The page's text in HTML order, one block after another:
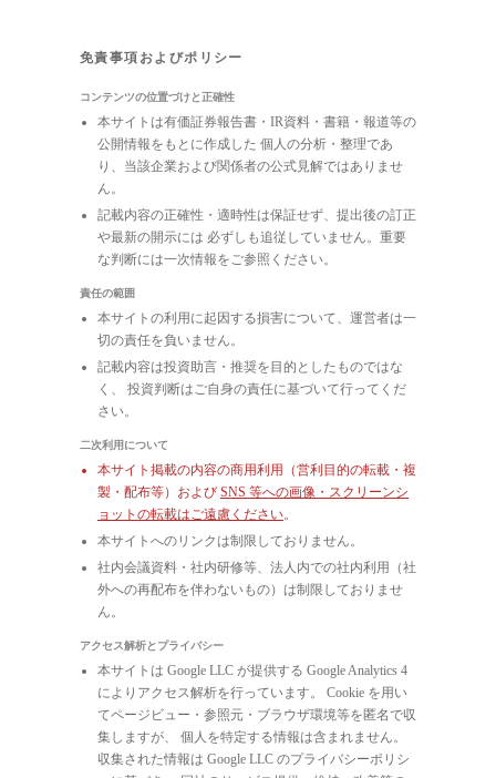
免責事項およびポリシー
コンテンツの位置づけと正確性
本サイトは有価証券報告書・IR資料・書籍・報道等の
公開情報をもとに作成した 個人の分析・整理であ
り、当該企業および関係者の公式見解ではありませ
ん。
記載内容の正確性・適時性は保証せず、提出後の訂正
や最新の開示には 必ずしも追従していません。重要
な判断には一次情報をご参照ください。
責任の範囲
本サイトの利用に起因する損害について、運営者は一
切の責任を負いません。
記載内容は投資助言・推奨を目的としたものではな
く、 投資判断はご自身の責任に基づいて行ってくだ
さい。
二次利用について
本サイト掲載の内容の商用利用（営利目的の転載・複
製・配布等）および SNS 等への画像・スクリーンシ
ョットの転載はご遠慮ください。
本サイトへのリンクは制限しておりません。
社内会議資料・社内研修等、法人内での社内利用（社
外への再配布を伴わないもの）は制限しておりませ
ん。
アクセス解析とプライバシー
本サイトは Google LLC が提供する Google Analytics 4
によりアクセス解析を行っています。 Cookie を用い
てページビュー・参照元・ブラウザ環境等を匿名で収
集しますが、 個人を特定する情報は含まれません。
収集された情報は Google LLC のプライバシーポリシ